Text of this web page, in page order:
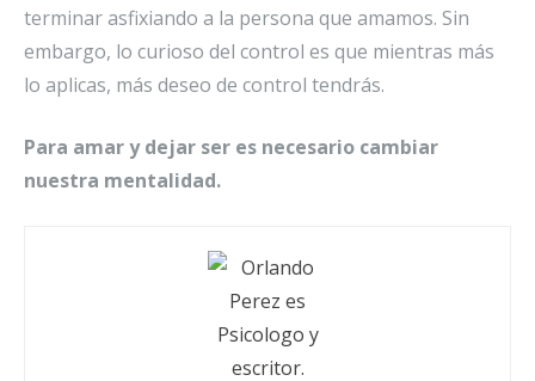
terminar asfixiando a la persona que amamos. Sin
embargo, lo curioso del control es que mientras más
lo aplicas, más deseo de control tendrás.
Para amar y dejar ser es necesario cambiar
nuestra mentalidad.